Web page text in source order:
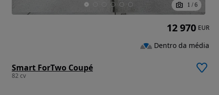
1 / 6
Smart ForTwo Coupé
82 cv
12 970 EUR
Dentro da média